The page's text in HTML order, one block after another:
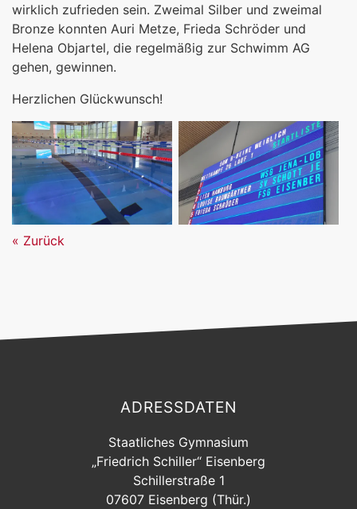
wirklich zufrieden sein. Zweimal Silber und zweimal
Bronze konnten Auri Metze, Frieda Schröder und
Helena Objartel, die regelmäßig zur Schwimm AG
gehen, gewinnen.
Herzlichen Glückwunsch!
Zurück
ADRESSDATEN
Staatliches Gymnasium
„Friedrich Schiller“ Eisenberg
Schillerstraße 1
07607 Eisenberg (Thür.)